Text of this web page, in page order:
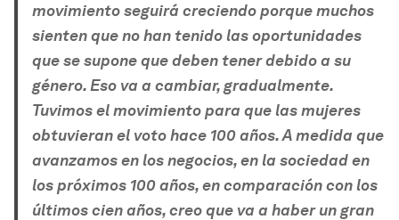
movimiento seguirá creciendo porque muchos
sienten que no han tenido las oportunidades
que se supone que deben tener debido a su
género. Eso va a cambiar, gradualmente.
Tuvimos el movimiento para que las mujeres
obtuvieran el voto hace 100 años. A medida que
avanzamos en los negocios, en la sociedad en
los próximos 100 años, en comparación con los
últimos cien años, creo que va a haber un gran